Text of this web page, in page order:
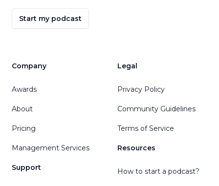
Start my podcast
Company
Awards
About
Pricing
Management Services
Support
Legal
Privacy Policy
Community Guidelines
Terms of Service
Resources
How to start a podcast?